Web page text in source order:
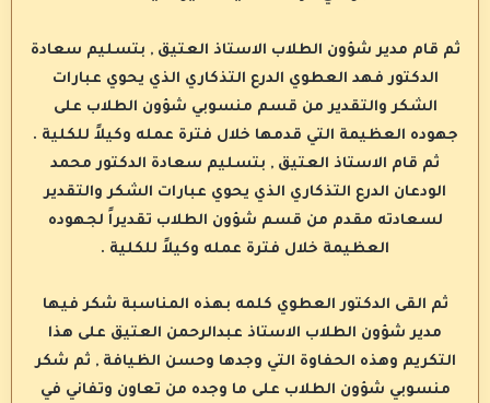
ثم قام مدير شؤون الطلاب الاستاذ العتيق , بتسليم سعادة
الدكتور فهد العطوي الدرع التذكاري الذي يحوي عبارات
الشكر والتقدير من قسم منسوبي شؤون الطلاب على
جهوده العظيمة التي قدمها خلال فترة عمله وكيلاً للكلية .
ثم قام الاستاذ العتيق , بتسليم سعادة الدكتور محمد
الودعان الدرع التذكاري الذي يحوي عبارات الشكر والتقدير
لسعادته مقدم من قسم شؤون الطلاب تقديراً لجهوده
العظيمة خلال فترة عمله وكيلاً للكلية .
ثم القى الدكتور العطوي كلمه بهذه المناسبة شكر فيها
مدير شؤون الطلاب الاستاذ عبدالرحمن العتيق على هذا
التكريم وهذه الحفاوة التي وجدها وحسن الظيافة , ثم شكر
منسوبي شؤون الطلاب على ما وجده من تعاون وتفاني في